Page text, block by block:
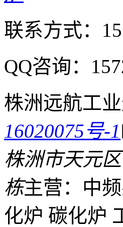
联系方式：
QQ咨询：
株洲远航工
16020075号-1
株洲市天元
栋主营：中
化炉 碳化炉